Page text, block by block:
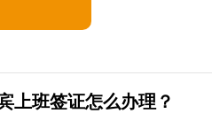
上班签证怎么办理？